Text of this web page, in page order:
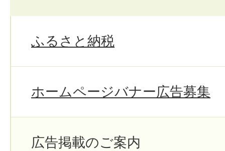
ふるさと納税
ホームページバナー広告募集
広告掲載のご案内